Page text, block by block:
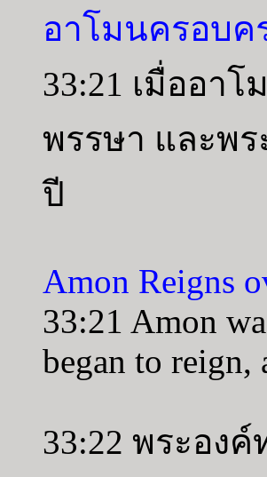
อาโมนครอบค
33:21 เมื่ออา
พรรษา และพร
ปี
Amon Reigns
33:21 Amon
began to reign,
33:22 พระอง